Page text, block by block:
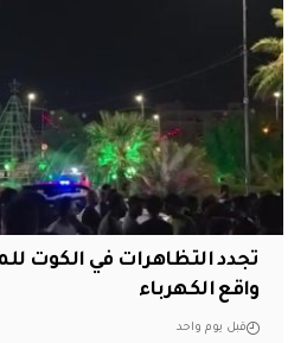
تجدد التظاهرات في الكوت
واقع الكهرباء
قبل يوم واحد